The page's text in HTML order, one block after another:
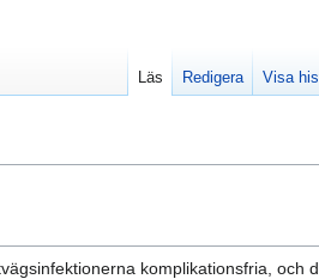
komplikationsfria, och
Läs Redigera Visa